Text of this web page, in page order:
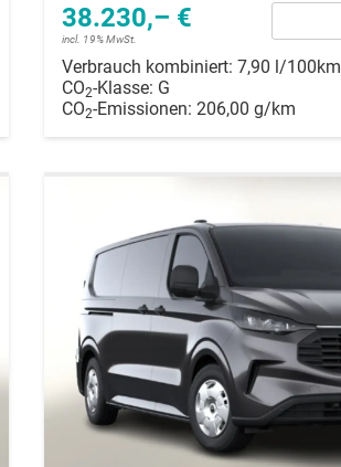
38.230,– €
incl. 19% MwSt.
Verbrauch kombiniert: 7,90 l/100km
CO2-Klasse: G
CO2-Emissionen: 206,00 g/km